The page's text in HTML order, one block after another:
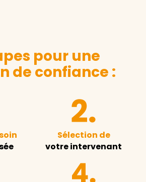
pour une
de confiance :
Sélection de
votre intervenant